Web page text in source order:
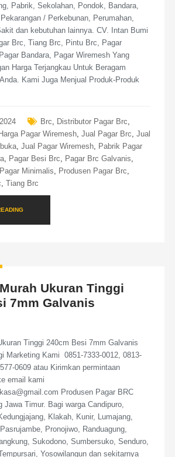
Pabrik, Sekolahan, Pondok, Bandara,
/ Perkebunan, Perumahan,
dan kebutuhan lainnya. CV. Intan Bumi
Brc, Tiang Brc, Pintu Brc, Pagar
Bandara, Pagar Wiremesh Yang
Harga Terjangkau Untuk Beragam
Kami Juga Menjual Produk-Produk
Brc Distributor Pagar Brc
Harga Pagar Wiremesh, Jual Pagar Brc Jual
, Jual Pagar Wiremesh,
Pabrik Pagar
, Pagar Besi Brc Pagar Brc Galvanis
Pagar Minimalis Produsen Pagar Brc
Tiang Brc
Ukuran Tinggi
7mm Galvanis
Tinggi 240cm Besi 7mm Galvanis
Marketing Kami 0851-7333-0012, 0813-
0609 atau Kirimkan permintaan
email kami
Produsen Pagar BRC
Jawa Timur. Bagi warga Candipuro,
Klakah, Kunir, Lumajang,
Pronojiwo, Randuagung,
Sukodono, Sumbersuko, Senduro,
Yosowilangun dan sekitarnya